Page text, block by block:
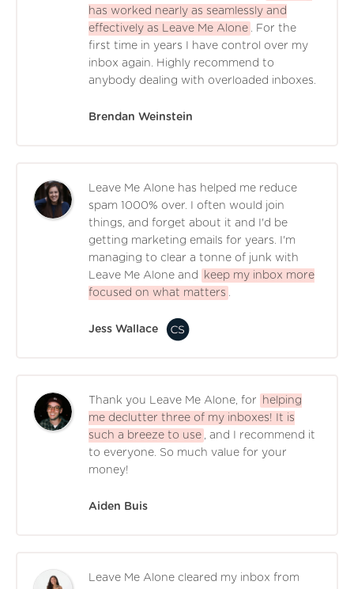
has worked nearly as seamlessly and
effectively as Leave Me Alone
. For the
first time in years I have control over my
inbox again. Highly recommend to
anybody dealing with overloaded inboxes.
Brendan Weinstein
Leave Me Alone has helped me reduce
spam 1000% over. I often would join
things, and forget about it and I'd be
getting marketing emails for years. I'm
managing to clear a tonne of junk with
Leave Me Alone and
keep my inbox more
focused on what matters
Jess Wallace
Thank you Leave Me Alone, for
helping
me declutter three of my inboxes! It is
such a breeze to use
, and I recommend it
to everyone. So much value for your
money!
Aiden Buis
Leave Me Alone cleared my inbox from